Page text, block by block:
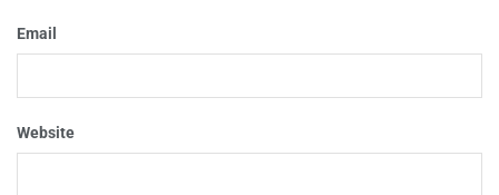
Email
Website